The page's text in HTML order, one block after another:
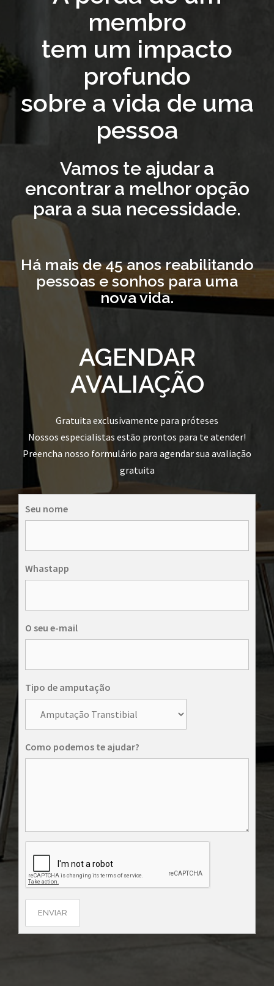
membro
tem um impacto
profundo
sobre a vida de uma
pessoa
Vamos te ajudar a
encontrar a melhor opção
para a sua necessidade.
Há mais de 45 anos reabilitando
pessoas e sonhos para uma
nova vida.
AGENDAR
AVALIAÇÃO
Gratuita exclusivamente para próteses
Nossos especialistas estão prontos para te atender!
Preencha nosso formulário para agendar sua avaliação
gratuita
Seu nome
Whastapp
O seu e-mail
Tipo de amputação
Como podemos te ajudar?
ENVIAR